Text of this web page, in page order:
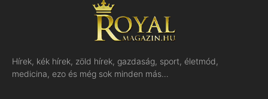
Hírek, kék hírek, zöld hírek, gazdaság, sport, életmód,
medicina, ezo és még sok minden más…